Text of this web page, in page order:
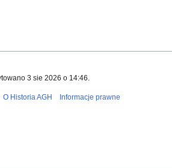
3 sie 2026 o 14:46.
O Historia AGH Informacje prawne